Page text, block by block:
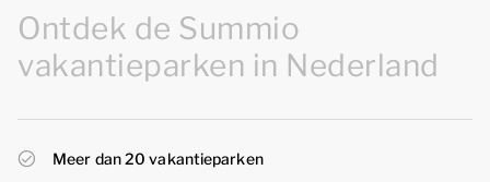
Ontdek de Summio
vakantieparken in Nederland
Meer dan 20 vakantieparken